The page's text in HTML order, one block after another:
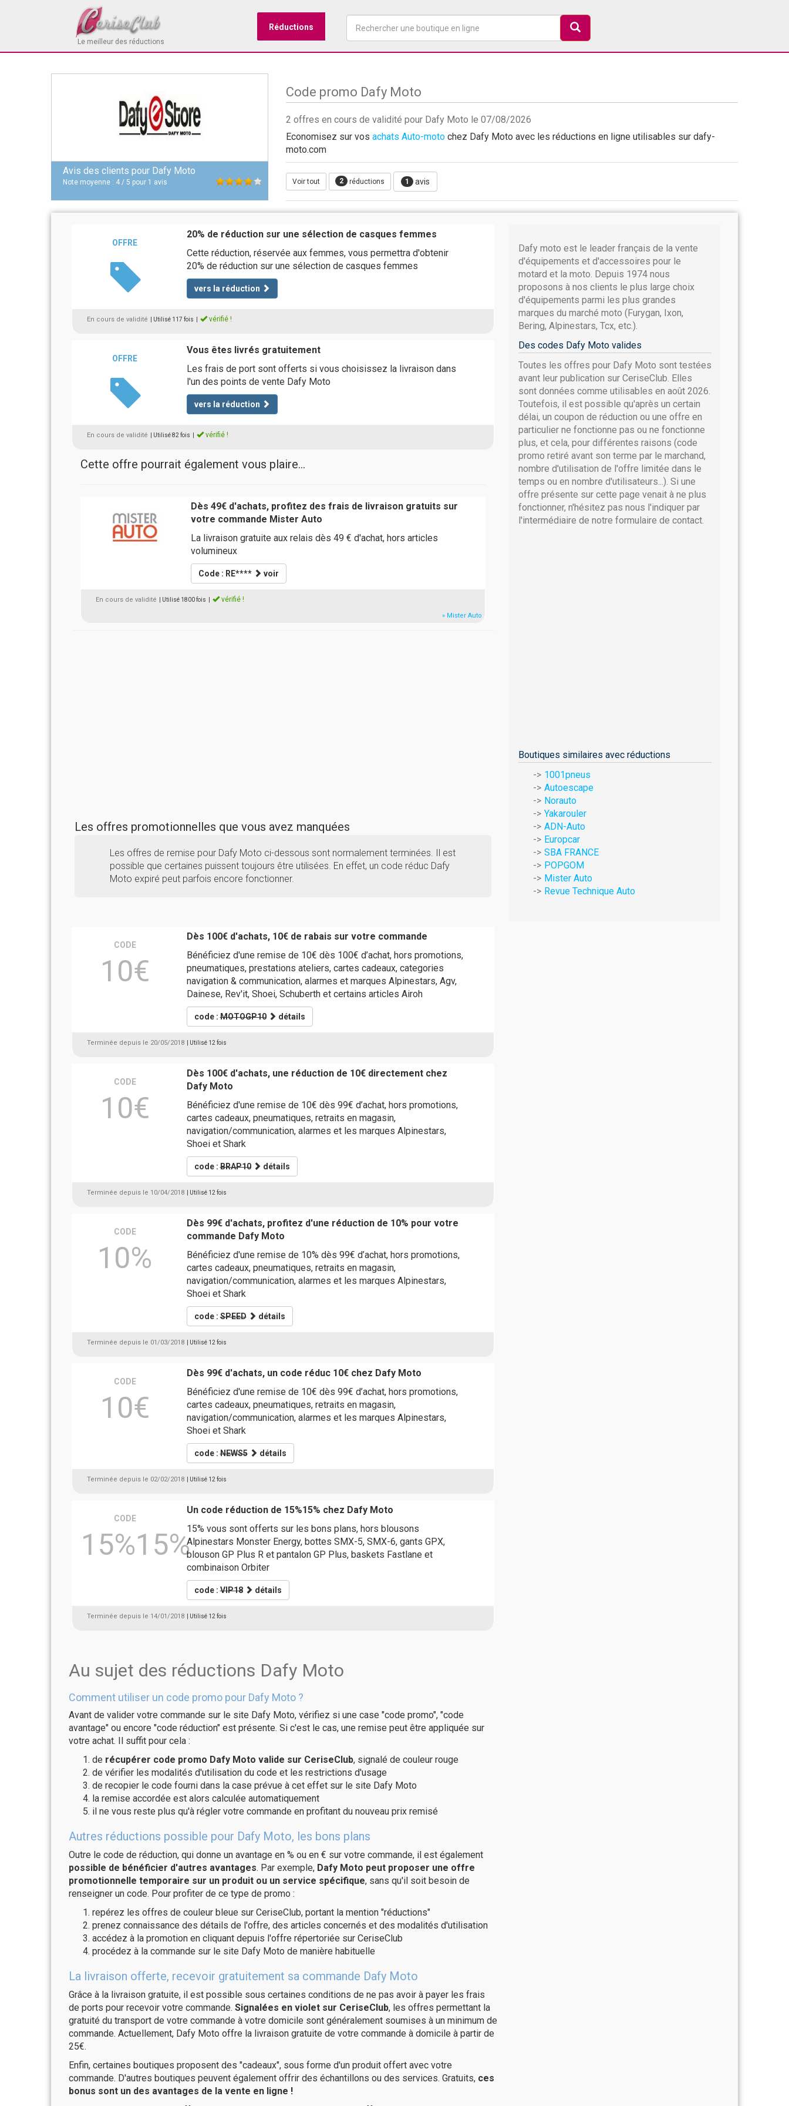
Le meilleur des réductions
Réductions
Avis des clients pour Dafy Moto
Note moyenne : 4 / 5 pour 1 avis
Code promo Dafy Moto
2 offres en cours de validité pour Dafy Moto le 07/08/2026
Economisez sur vos achats Auto-moto chez Dafy Moto avec les réductions en ligne utilisables sur dafy-
moto.com
Voir tout 2 réductions 1 avis
OFFRE
20% de réduction sur une sélection de casques femmes
Cette réduction, réservée aux femmes, vous permettra d'obtenir
20% de réduction sur une sélection de casques femmes
vers la réduction
En cours de validité | Utilisé 117 fois vérifié !
OFFRE
Vous êtes livrés gratuitement
Les frais de port sont offerts si vous choisissez la livraison dans
l'un des points de vente Dafy Moto
vers la réduction
En cours de validité | Utilisé 82 fois vérifié !
Cette offre pourrait également vous plaire...
Dès 49€ d'achats, profitez des frais de livraison gratuits sur
votre commande Mister Auto
La livraison gratuite aux relais dès 49 € d'achat, hors articles
volumineux
Code : RE**** voir
En cours de validité | Utilisé 1800 fois vérifié !
» Mister Auto
Les offres promotionnelles que vous avez manquées
Les offres de remise pour Dafy Moto ci-dessous sont normalement terminées. Il est
possible que certaines puissent toujours être utilisées. En effet, un code réduc Dafy
Moto expiré peut parfois encore fonctionner.
CODE
10€
Dès 100€ d'achats, 10€ de rabais sur votre commande
Bénéficiez d'une remise de 10€ dès 100€ d’achat, hors promotions,
pneumatiques, prestations ateliers, cartes cadeaux, categories
navigation & communication, alarmes et marques Alpinestars, Agv,
Dainese, Rev'it, Shoei, Schuberth et certains articles Airoh
code :MOTOGP10 détails
Terminée depuis le 20/05/2018 | Utilisé 12 fois
CODE
10€
Dès 100€ d'achats, une réduction de 10€ directement chez
Dafy Moto
Bénéficiez d'une remise de 10€ dès 99€ d’achat, hors promotions,
cartes cadeaux, pneumatiques, retraits en magasin,
navigation/communication, alarmes et les marques Alpinestars,
Shoei et Shark
code :BRAP10 détails
Terminée depuis le 10/04/2018 | Utilisé 12 fois
CODE
10%
Dès 99€ d'achats, profitez d'une réduction de 10% pour votre
commande Dafy Moto
Bénéficiez d'une remise de 10% dès 99€ d’achat, hors promotions,
cartes cadeaux, pneumatiques, retraits en magasin,
navigation/communication, alarmes et les marques Alpinestars,
Shoei et Shark
code :SPEED détails
Terminée depuis le 01/03/2018 | Utilisé 12 fois
CODE
10€
Dès 99€ d'achats, un code réduc 10€ chez Dafy Moto
Bénéficiez d'une remise de 10€ dès 99€ d’achat, hors promotions,
cartes cadeaux, pneumatiques, retraits en magasin,
navigation/communication, alarmes et les marques Alpinestars,
Shoei et Shark
code :NEWS5 détails
Terminée depuis le 02/02/2018 | Utilisé 12 fois
CODE
15%15%
Un code réduction de 15%15% chez Dafy Moto
15% vous sont offerts sur les bons plans, hors blousons
Alpinestars Monster Energy, bottes SMX-5, SMX-6, gants GPX,
blouson GP Plus R et pantalon GP Plus, baskets Fastlane et
combinaison Orbiter
code :VIP18 détails
Terminée depuis le 14/01/2018 | Utilisé 12 fois
Au sujet des réductions Dafy Moto
Comment utiliser un code promo pour Dafy Moto ?
Avant de valider votre commande sur le site Dafy Moto, vérifiez si une case "code promo", "code
avantage" ou encore "code réduction" est présente. Si c'est le cas, une remise peut être appliquée sur
votre achat. Il suffit pour cela :
de récupérer code promo Dafy Moto valide sur CeriseClub, signalé de couleur rouge
de vérifier les modalités d'utilisation du code et les restrictions d'usage
de recopier le code fourni dans la case prévue à cet effet sur le site Dafy Moto
la remise accordée est alors calculée automatiquement
il ne vous reste plus qu'à régler votre commande en profitant du nouveau prix remisé
Autres réductions possible pour Dafy Moto, les bons plans
Outre le code de réduction, qui donne un avantage en % ou en € sur votre commande, il est également
possible de bénéficier d'autres avantages. Par exemple, Dafy Moto peut proposer une offre
promotionnelle temporaire sur un produit ou un service spécifique, sans qu'il soit besoin de
renseigner un code. Pour profiter de ce type de promo :
repérez les offres de couleur bleue sur CeriseClub, portant la mention "réductions"
prenez connaissance des détails de l'offre, des articles concernés et des modalités d'utilisation
accédez à la promotion en cliquant depuis l'offre répertoriée sur CeriseClub
procédez à la commande sur le site Dafy Moto de manière habituelle
La livraison offerte, recevoir gratuitement sa commande Dafy Moto
Grâce à la livraison gratuite, il est possible sous certaines conditions de ne pas avoir à payer les frais
de ports pour recevoir votre commande. Signalées en violet sur CeriseClub, les offres permettant la
gratuité du transport de votre commande à votre domicile sont généralement soumises à un minimum de
commande. Actuellement, Dafy Moto offre la livraison gratuite de votre commande à domicile à partir de
25€.
Enfin, certaines boutiques proposent des "cadeaux", sous forme d'un produit offert avec votre
commande. D'autres boutiques peuvent également offrir des échantillons ou des services. Gratuits, ces
bonus sont un des avantages de la vente en ligne !
Dafy moto est le leader français de la vente
d'équipements et d'accessoires pour le
motard et la moto. Depuis 1974 nous
proposons à nos clients le plus large choix
d'équipements parmi les plus grandes
marques du marché moto (Furygan, Ixon,
Bering, Alpinestars, Tcx, etc.).
Des codes Dafy Moto valides
Toutes les offres pour Dafy Moto sont testées
avant leur publication sur CeriseClub. Elles
sont données comme utilisables en août 2026.
Toutefois, il est possible qu'après un certain
délai, un coupon de réduction ou une offre en
particulier ne fonctionne pas ou ne fonctionne
plus, et cela, pour différentes raisons (code
promo retiré avant son terme par le marchand,
nombre d'utilisation de l'offre limitée dans le
temps ou en nombre d'utilisateurs...). Si une
offre présente sur cette page venait à ne plus
fonctionner, n'hésitez pas nous l'indiquer par
l'intermédiaire de notre formulaire de contact.
Boutiques similaires avec réductions
1001pneus
Autoescape
Norauto
Yakarouler
ADN-Auto
Europcar
SBA FRANCE
POPGOM
Mister Auto
Revue Technique Auto